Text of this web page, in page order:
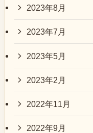
2023年8月
2023年7月
2023年5月
2023年2月
2022年11月
2022年9月